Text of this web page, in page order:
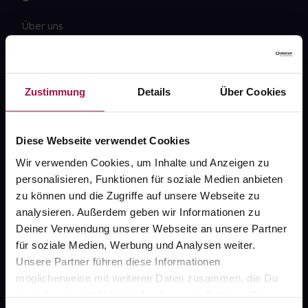
Zustimmung Details Über Cookies
Diese Webseite verwendet Cookies
Wir verwenden Cookies, um Inhalte und Anzeigen zu
personalisieren, Funktionen für soziale Medien anbieten
zu können und die Zugriffe auf unsere Webseite zu
analysieren. Außerdem geben wir Informationen zu
Deiner Verwendung unserer Webseite an unsere Partner
für soziale Medien, Werbung und Analysen weiter.
Unsere Partner führen diese Informationen
möglicherweise mit weiteren Daten zusammen, die Du
ihnen bereitgestellt hast oder die sie im Rahmen Deiner
Über uns
Newsletter
Sanitätshäuser
AGB
Impressum